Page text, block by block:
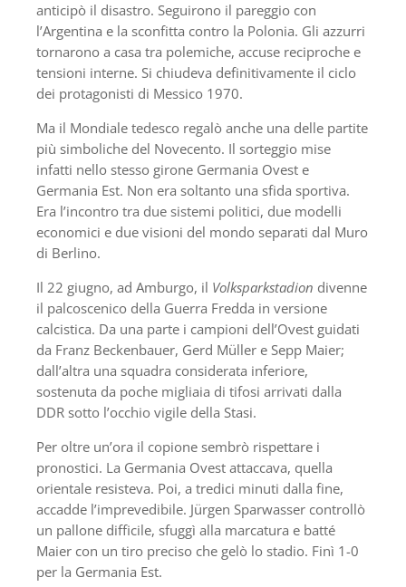
anticipò il disastro. Seguirono il pareggio con
l’Argentina e la sconfitta contro la Polonia. Gli azzurri
tornarono a casa tra polemiche, accuse reciproche e
tensioni interne. Si chiudeva definitivamente il ciclo
dei protagonisti di Messico 1970.
Ma il Mondiale tedesco regalò anche una delle partite
più simboliche del Novecento. Il sorteggio mise
infatti nello stesso girone Germania Ovest e
Germania Est. Non era soltanto una sfida sportiva.
Era l’incontro tra due sistemi politici, due modelli
economici e due visioni del mondo separati dal Muro
di Berlino.
Il 22 giugno, ad Amburgo, il Volksparkstadion divenne
il palcoscenico della Guerra Fredda in versione
calcistica. Da una parte i campioni dell’Ovest guidati
da Franz Beckenbauer, Gerd Müller e Sepp Maier;
dall’altra una squadra considerata inferiore,
sostenuta da poche migliaia di tifosi arrivati dalla
DDR sotto l’occhio vigile della Stasi.
Per oltre un’ora il copione sembrò rispettare i
pronostici. La Germania Ovest attaccava, quella
orientale resisteva. Poi, a tredici minuti dalla fine,
accadde l’imprevedibile. Jürgen Sparwasser controllò
un pallone difficile, sfuggì alla marcatura e batté
Maier con un tiro preciso che gelò lo stadio. Finì 1-0
per la Germania Est.